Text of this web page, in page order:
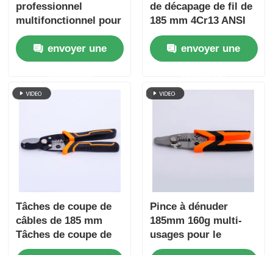
Pinces de combinaison
Pièces de coupe latérale
professionnel
multifonctionnel pour
travaux électriques
envoyer une
de décapage de fil de
185 mm 4Cr13 ANSI
HRC 51-55
envoyer une
Tâches de coupe de
câbles de 185 mm
Tâches de coupe de
câbles 7 en 1 Tâches
Pince à dénuder
185mm 160g multi-
usages pour le
dénudage de câbles,